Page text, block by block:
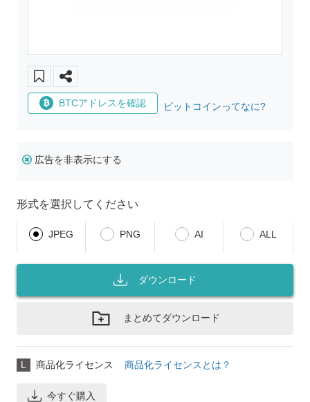
BTCアドレスを確認 ビットコインってなに?
広告を非表示にする
形式を選択してください
JPEG PNG AI ALL
ダウンロード
まとめてダウンロード
L 商品化ライセンス 商品化ライセンスとは？
今すぐ購入